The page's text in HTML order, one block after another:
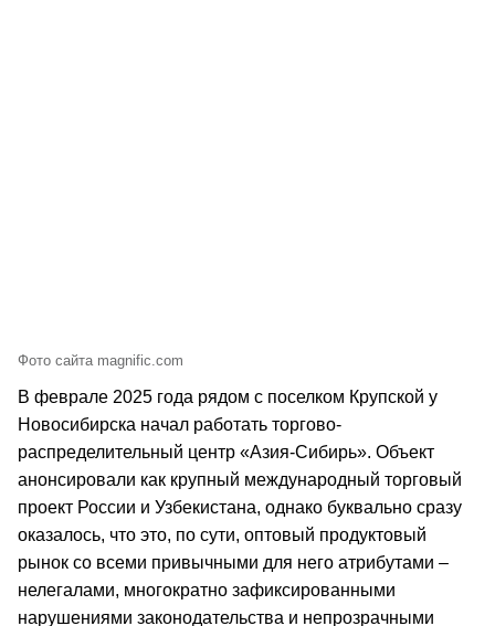
Фото сайта magnific.com
В феврале 2025 года рядом с поселком Крупской у
Новосибирска начал работать торгово-
распределительный центр «Азия-Сибирь». Объект
анонсировали как крупный международный торговый
проект России и Узбекистана, однако буквально сразу
оказалось, что это, по сути, оптовый продуктовый
рынок со всеми привычными для него атрибутами –
нелегалами, многократно зафиксированными
нарушениями законодательства и непрозрачными